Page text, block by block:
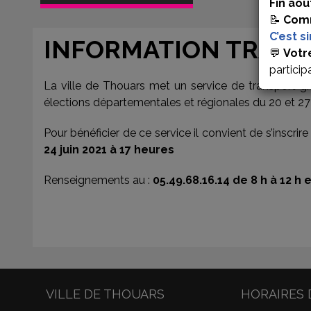
Fin
📝
C’est
💬
INFORMATION
La ville de Thouars met un service de transport
élections départementales et régionales du 20 et 27
Pour bénéficier de ce service il convient de
24 juin 2021 à 17 heures
Renseignements au : 05.49.68.16.14 de 8 h à 12
VILLE DE THOUARS HORAIRES